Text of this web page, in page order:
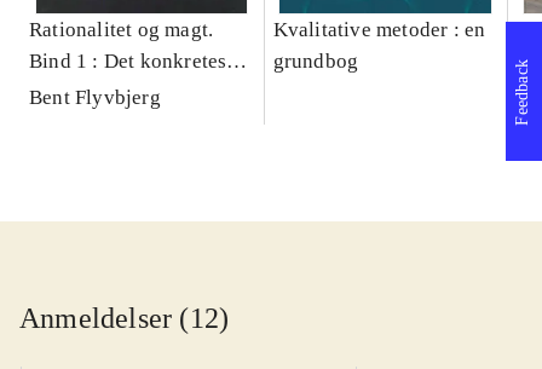
Rationalitet og magt.
Bind 1 : Det konkretes
videnskab
Bent Flyvbjerg
Kvalitative metoder : en
grundbog
Anmeldelser (12)
Feedback